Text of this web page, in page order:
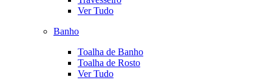
Ver Tudo
Banho
Toalha de Banho
Toalha de Rosto
Ver Tudo